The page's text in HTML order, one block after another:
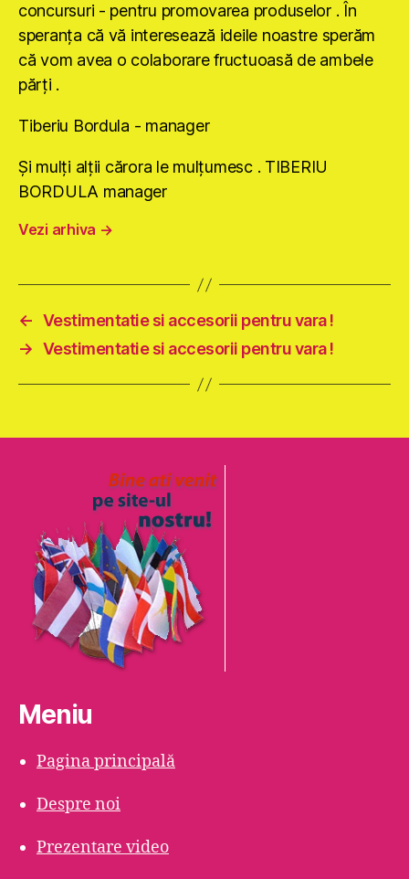
concursuri - pentru promovarea produselor . În
speranţa că vă interesează ideile noastre sperăm
că vom avea o colaborare fructuoasă de ambele
părţi .
Tiberiu Bordula - manager
Şi mulţi alţii cărora le mulţumesc . TIBERIU
BORDULA manager
Vezi arhiva →
← Vestimentatie si accesorii pentru vara !
→ Vestimentatie si accesorii pentru vara !
Meniu
Pagina principală
Despre noi
Prezentare video